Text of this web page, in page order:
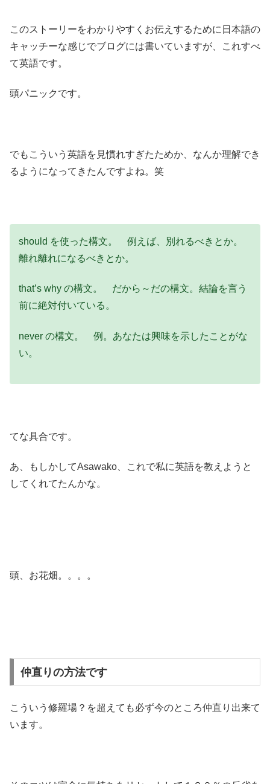
このストーリーをわかりやすくお伝えするために日本語の
キャッチーな感じでブログには書いていますが、これすべ
て英語です。
頭パニックです。
でもこういう英語を見慣れすぎたためか、なんか理解でき
るようになってきたんですよね。笑
should を使った構文。 例えば、別れるべきとか。
離れ離れになるべきとか。
that’s why の構文。 だから～だの構文。結論を言う
前に絶対付いている。
never の構文。 例。あなたは興味を示したことがな
い。
てな具合です。
あ、もしかしてAsawako、これで私に英語を教えようと
してくれてたんかな。
頭、お花畑。。。。
仲直りの方法です
こういう修羅場？を超えても必ず今のところ仲直り出来て
います。